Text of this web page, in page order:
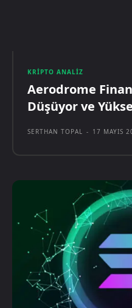
KRIPTO ANALIZ
Aerodrome
Düşüyor ve
SERTHAN TOPAL - 17 MAYIS